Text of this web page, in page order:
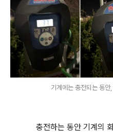
기계에는 충전되는 동
충전하는 동안 기계의